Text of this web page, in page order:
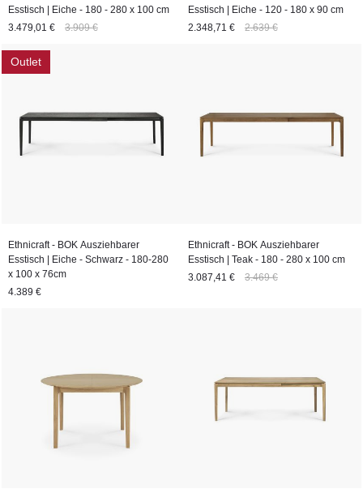
Esstisch | Eiche - 180 - 280 x 100 cm
3.479,01 €
3.909 €
Esstisch | Eiche - 120 - 180 x 90 cm
2.348,71 €
2.639 €
Outlet
Ethnicraft - BOK Ausziehbarer
Esstisch | Eiche - Schwarz - 180-280
x 100 x 76cm
4.389 €
Ethnicraft - BOK Ausziehbarer
Esstisch | Teak - 180 - 280 x 100 cm
3.087,41 €
3.469 €